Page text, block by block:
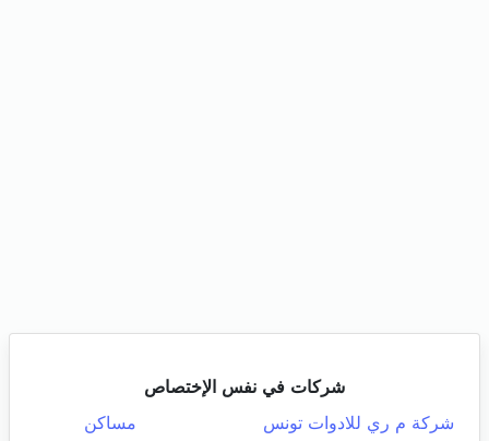
شركات في نفس الإختصاص
شركة م ري للادوات تونس
مساكن